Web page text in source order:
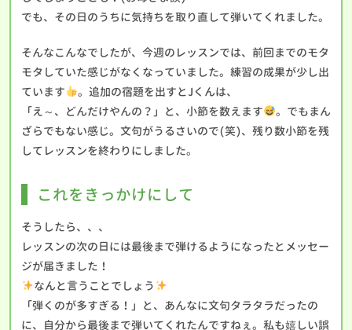
でも、その日のうちに気持ちを取り直して弾いてくれました。
そんなこんなでしたが、今週のレッスンでは、前回までのモタ
モタしていた感じがなくなっていました。練習の成果が少し出
ています
。追加の宿題を出すとJくんは、
「え～、どんだけやんの？」と、小節を数えます
。でもまん
ざらでもない感じ。文句がうるさいので(笑)、残り数小節を残
してレッスンを終わりにしました。
これをきっかけにして
そうしたら、、、
レッスンの次の日には最後まで弾けるようになったとメッセー
ジが届きました！
なんと言うことでしょう
「弾くのが多すぎる！」と、あんなに文句タラタラだったの
に、自分から最後まで弾いてくれたんですねぇ。私も嬉しい誤